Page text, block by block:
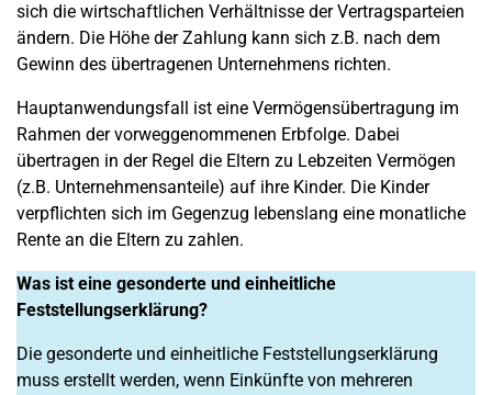
sich die wirtschaftlichen Verhältnisse der Vertragsparteien
ändern. Die Höhe der Zahlung kann sich z.B. nach dem
Gewinn des übertragenen Unternehmens richten.
Hauptanwendungsfall ist eine Vermögensübertragung im
Rahmen der vorweggenommenen Erbfolge. Dabei
übertragen in der Regel die Eltern zu Lebzeiten Vermögen
(z.B. Unternehmensanteile) auf ihre Kinder. Die Kinder
verpflichten sich im Gegenzug lebenslang eine monatliche
Rente an die Eltern zu zahlen.
Was ist eine gesonderte und einheitliche
Feststellungserklärung?
Die gesonderte und einheitliche Feststellungserklärung
muss erstellt werden, wenn Einkünfte von mehreren